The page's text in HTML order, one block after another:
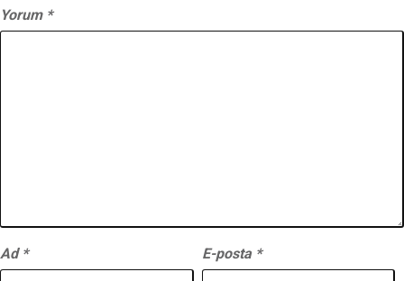
Yorum *
Ad * E-posta *